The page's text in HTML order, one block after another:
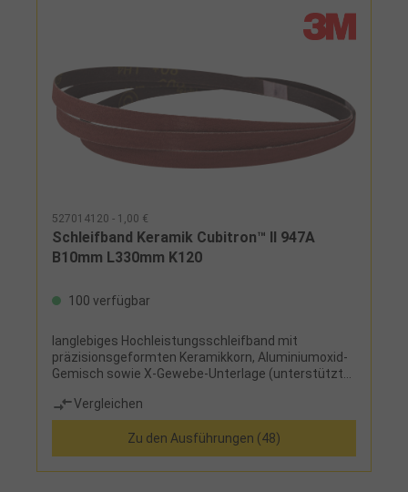
527014120 - 1,00 €
Schleifband Keramik Cubitron™ II 947A
B10mm L330mm K120
100 verfügbar
langlebiges Hochleistungsschleifband mit
präzisionsgeformten Keramikkorn, Aluminiumoxid-
Gemisch sowie X-Gewebe-Unterlage (unterstützt
Vergleichen
Zu den Ausführungen (48)